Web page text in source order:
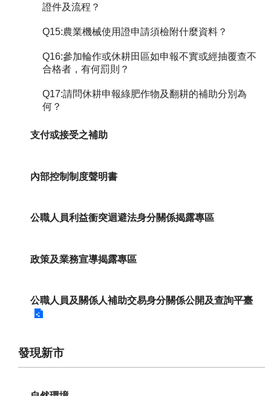
證件及流程？
Q15:農業機械使用證申請須檢附什麼資料？
Q16:參加輪作或休耕田區如申報不實或經抽覆查不
合格者，有何罰則？
Q17:請問休耕申報綠肥作物及翻耕的補助分別為
何？
支付或接受之補助
內部控制制度聲明書
公職人員利益衝突迴避法身分關係揭露專區
政策及業務宣導揭露專區
公職人員及關係人補助交易身分關係公開及查詢平臺
發現新市